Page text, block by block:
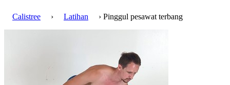
Calistree › Latihan › Pinggul pesawat terbang